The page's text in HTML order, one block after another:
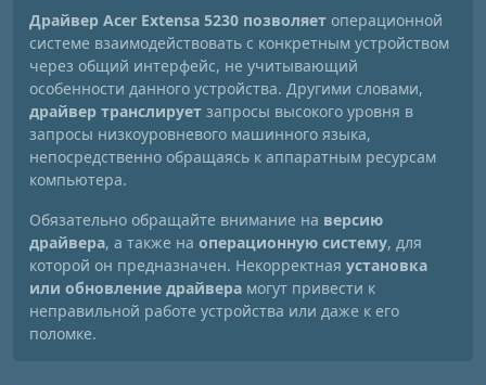
Драйвер Acer Extensa 5230 позволяет операционной
системе взаимодействовать с конкретным устройством
через общий интерфейс, не учитывающий
особенности данного устройства. Другими словами,
драйвер транслирует запросы высокого уровня в
запросы низкоуровневого машинного языка,
непосредственно обращаясь к аппаратным ресурсам
компьютера.
Обязательно обращайте внимание на версию
драйвера, а также на операционную систему, для
которой он предназначен. Некорректная установка
или обновление драйвера могут привести к
неправильной работе устройства или даже к его
поломке.